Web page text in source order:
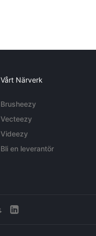
Vårt Närverk
Brusheezy
Vecteezy
Videezy
Bli en leverantör